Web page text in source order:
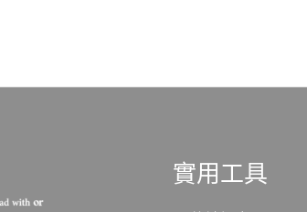
實用工具